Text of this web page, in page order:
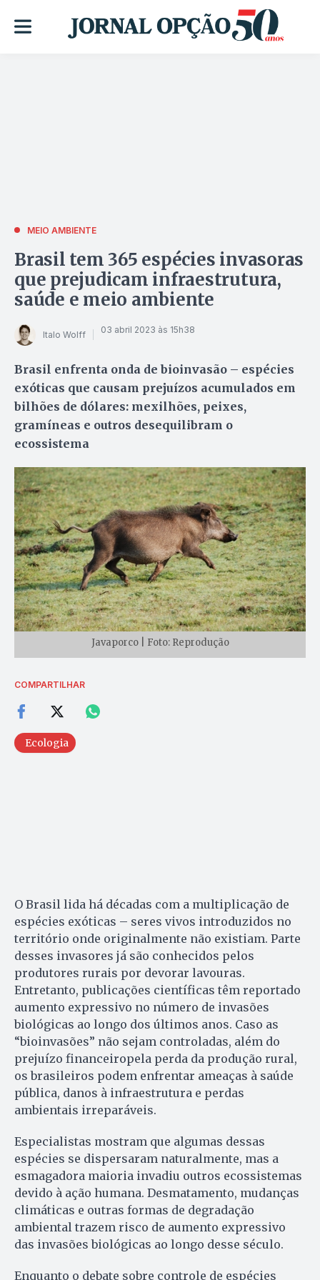
MEIO AMBIENTE
Brasil tem 365 espécies invasoras
que prejudicam infraestrutura,
saúde e meio ambiente
Italo Wolff 03 abril 2023 às 15h38
Brasil enfrenta onda de bioinvasão – espécies
exóticas que causam prejuízos acumulados em
bilhões de dólares: mexilhões, peixes,
gramíneas e outros desequilibram o
ecossistema
Javaporco | Foto: Reprodução
COMPARTILHAR
Ecologia
O Brasil lida há décadas com a multiplicação de
espécies exóticas – seres vivos introduzidos no
território onde originalmente não existiam. Parte
desses invasores já são conhecidos pelos
produtores rurais por devorar lavouras.
Entretanto, publicações científicas têm reportado
aumento expressivo no número de invasões
biológicas ao longo dos últimos anos. Caso as
“bioinvasões” não sejam controladas, além do
prejuízo financeiropela perda da produção rural,
os brasileiros podem enfrentar ameaças à saúde
pública, danos à infraestrutura e perdas
ambientais irreparáveis.
Especialistas mostram que algumas dessas
espécies se dispersaram naturalmente, mas a
esmagadora maioria invadiu outros ecossistemas
devido à ação humana. Desmatamento, mudanças
climáticas e outras formas de degradação
ambiental trazem risco de aumento expressivo
das invasões biológicas ao longo desse século.
Enquanto o debate sobre controle de espécies